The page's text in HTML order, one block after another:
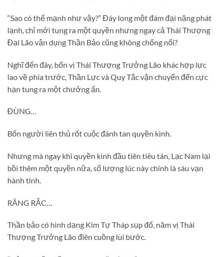
“Sao có thể mạnh như vậy?” Đáy long một đám đại năng phát
lạnh, chỉ mới tung ra một quyền nhưng ngay cả Thái Thượng
Đại Lão vận dụng Thần Bảo cũng không chống nổi?
Nghĩ đến đây, bốn vị Thái Thượng Trưởng Lão khác hợp lực
lao về phía trước, Thần Lực và Quy Tắc vận chuyển đến cực
hạn tung ra một chưởng ấn.
ĐÙNG…
Bốn người liên thủ rốt cuộc đánh tan quyền kình.
Nhưng mà ngay khi quyền kình đầu tiên tiêu tán, Lạc Nam lại
bồi thêm một quyền nữa, số lượng lúc này chính là sáu vạn
hành tinh.
RĂNG RẮC…
Thần bảo có hình dạng Kim Tự Tháp sụp đổ, năm vị Thái
Thượng Trưởng Lão điên cuồng lùi bước.